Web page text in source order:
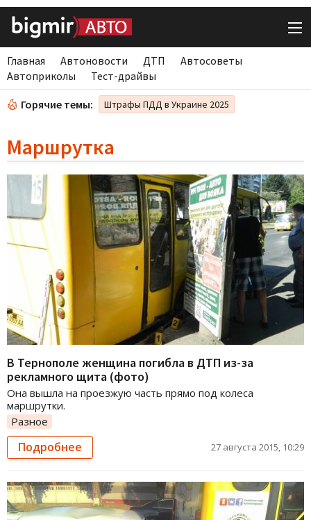
Главная Автоновости ДТП
Автосоветы
Автоприколы
Тест-драйвы
Горячие темы: Штрафы ПДД в Украине 2025
Маршрутка
В Тернополе женщина погибла в ДТП из-за
рекламного щита (фото)
Она вышла на проезжую часть прямо под колеса
маршрутки.
Разное
Подробнее 27 августа 2015, 10:29